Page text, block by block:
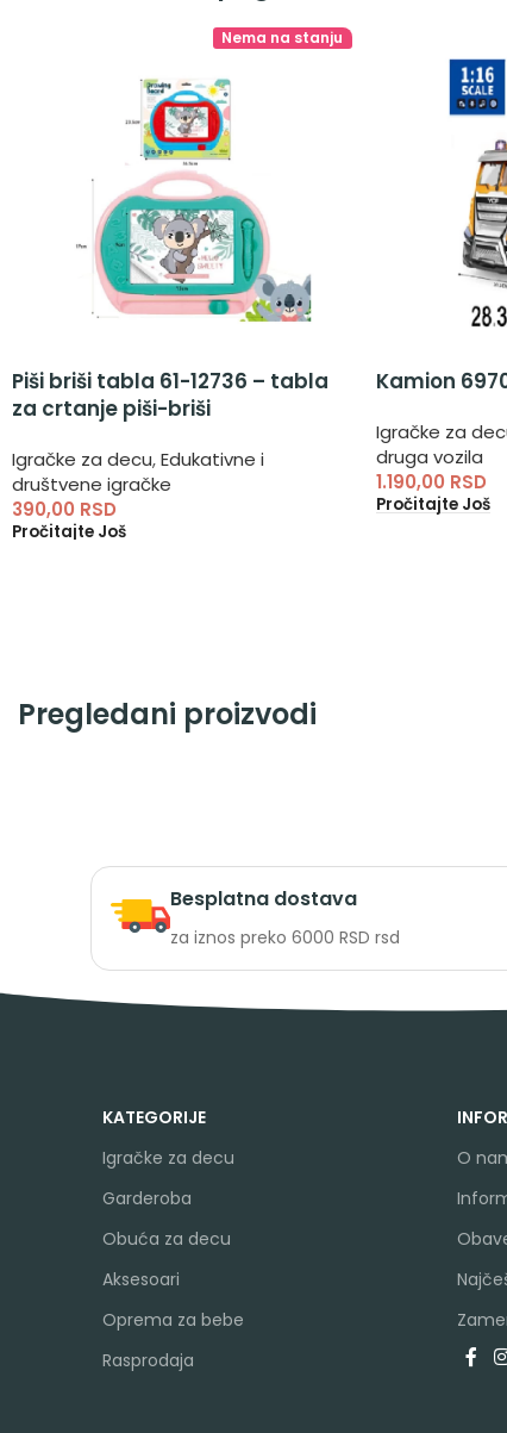
Nema na stanju
Piši briši tabla 61-12736 – tabla
za crtanje piši-briši
Igračke za decu,Edukativne i
društvene igračke
390,00 RSD
Pročitajte Još
Kamion
Igračke za
druga vozila
1.190,00 RSD
Pročitajte Još
Pregledani proizvodi
Besplatna dostava
za iznos preko 6000 RSD rsd
KATEGORIJE
Igračke za decu
Garderoba
Obuća za decu
Aksesoari
Oprema za bebe
Rasprodaja
O